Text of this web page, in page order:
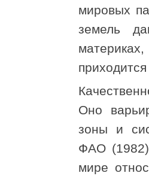
мировых
земель
Оно
зоны и
ФАО
мире